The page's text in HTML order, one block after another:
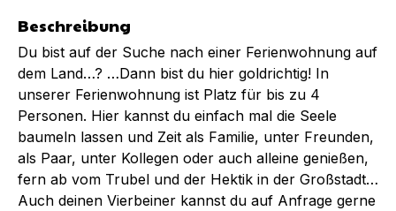
Beschreibung
Du bist auf der Suche nach einer Ferienwohnung auf
dem Land…? …Dann bist du hier goldrichtig! In
unserer Ferienwohnung ist Platz für bis zu 4
Personen. Hier kannst du einfach mal die Seele
baumeln lassen und Zeit als Familie, unter Freunden,
als Paar, unter Kollegen oder auch alleine genießen,
fern ab vom Trubel und der Hektik in der Großstadt…
Auch deinen Vierbeiner kannst du auf Anfrage gerne